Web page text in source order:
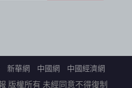
新華網 中國網 中國經濟網
版權所有 未經同意不得復制